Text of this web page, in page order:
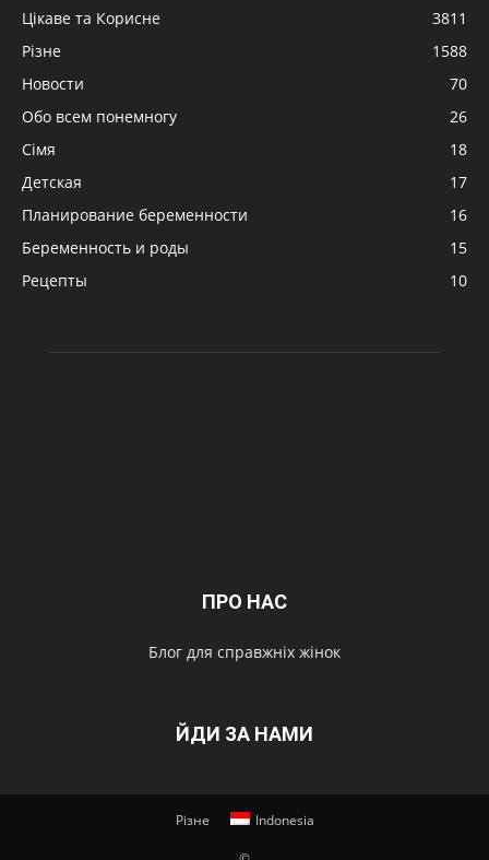
Цікаве та Корисне
3811
Різне
1588
Новости
70
Обо всем понемногу
26
Сімя
18
Детская
17
Планирование беременности
16
Беременность и роды
15
Рецепты
10
ПРО НАС
Блог для справжніх жінок
ЙДИ ЗА НАМИ
Різне Indonesia